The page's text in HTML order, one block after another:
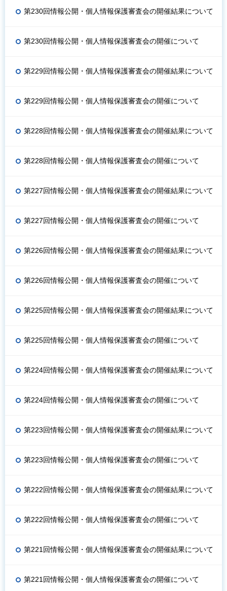
第230回情報公開・個人情報保護審査会の開催結果について
第230回情報公開・個人情報保護審査会の開催について
第229回情報公開・個人情報保護審査会の開催結果について
第229回情報公開・個人情報保護審査会の開催について
第228回情報公開・個人情報保護審査会の開催結果について
第228回情報公開・個人情報保護審査会の開催について
第227回情報公開・個人情報保護審査会の開催結果について
第227回情報公開・個人情報保護審査会の開催について
第226回情報公開・個人情報保護審査会の開催結果について
第226回情報公開・個人情報保護審査会の開催について
第225回情報公開・個人情報保護審査会の開催結果について
第225回情報公開・個人情報保護審査会の開催について
第224回情報公開・個人情報保護審査会の開催結果について
第224回情報公開・個人情報保護審査会の開催について
第223回情報公開・個人情報保護審査会の開催結果について
第223回情報公開・個人情報保護審査会の開催について
第222回情報公開・個人情報保護審査会の開催結果について
第222回情報公開・個人情報保護審査会の開催について
第221回情報公開・個人情報保護審査会の開催結果について
第221回情報公開・個人情報保護審査会の開催について